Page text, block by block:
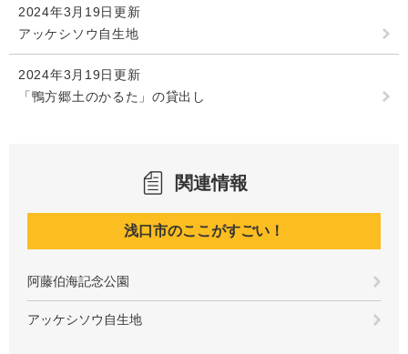
2024年3月19日更新
アッケシソウ自生地
2024年3月19日更新
「鴨方郷土のかるた」の貸出し
関連情報
浅口市のここがすごい！
阿藤伯海記念公園
アッケシソウ自生地